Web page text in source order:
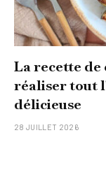
La recette de
réaliser tout
délicieuse
28 JUILLET 2026